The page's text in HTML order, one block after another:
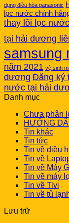
dụng điều hòa panasonic
lọc nước chính
thay lõi lọc
tại hải dương
samsung
năm 2021 vệ sinh
dương Đăng ký
nước tại hải
Danh mục
Chưa phân
HƯỚNG
Tin khác
Tin tức
Tin về điều
Tin về
Tin về Máy
Tin về máy
Tin về Tivi
Tin về tủ
Lưu trữ